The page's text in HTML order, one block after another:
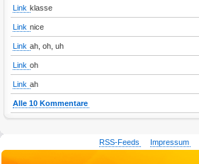
Link klasse
Link nice
Link ah, oh, uh
Link oh
Link ah
Alle 10 Kommentare
RSS-Feeds Impressum